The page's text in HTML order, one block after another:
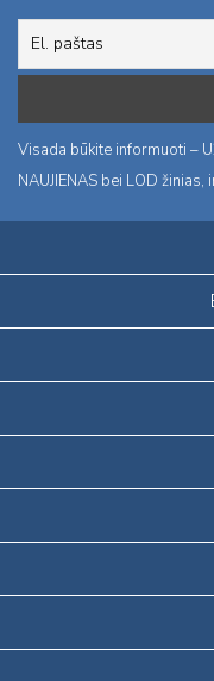
Visada būkite informuoti –
NAUJIENAS bei LOD